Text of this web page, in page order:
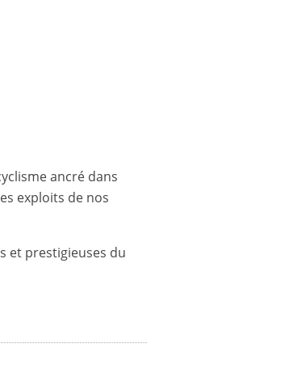
ancré dans
exploits de nos
et prestigieuses du